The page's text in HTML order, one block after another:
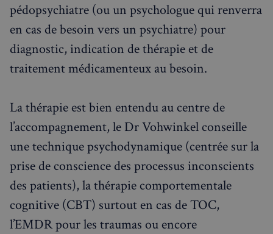
pédopsychiatre (ou un psychologue qui renverra
en cas de besoin vers un psychiatre) pour
diagnostic, indication de thérapie et de
traitement médicamenteux au besoin.
La thérapie est bien entendu au centre de
l’accompagnement, le Dr Vohwinkel conseille
une technique psychodynamique (centrée sur la
prise de conscience des processus inconscients
des patients), la thérapie comportementale
cognitive (CBT) surtout en cas de TOC,
l’EMDR pour les traumas ou encore